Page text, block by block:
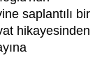
saplantılı bir
hikayesinden